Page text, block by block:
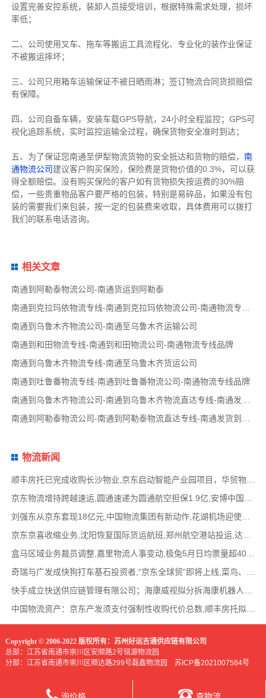
设置完善安控系统，装卸人员接受培训，根据特殊需求处理，损坏
率低；
二、公司使用叉车、拖车等搬运工具流程化、专业化的装作业保证
不被搬运摔坏；
三、公司只用箱车运输保证不被日晒雨淋；签订物流合同货损赔偿
有保障。
四、公司自备车辆，安装车载GPS导航，24小时全程监控；GPS可
视化追踪系统，实时监控运输全过程，确保货物安全准时到达；
五、为了保证您南通至伊犁物流货物的安全抵达和货物的赔偿， 南
通物流公司建议客户购买保险，保险费是货物价值的0.3%，可以获
得全额赔偿。没有购买保险的客户如有货物损失按运费的30%赔
偿，一些贵重物品客户要严格的包装，特别是易碎品，如果没有包
装的需要我们来包装，按一定的包装费来收取，具体费用可以拨打
我们的联系电话咨询。
相关文章
南通到阿勒泰物流公司-南通货运到阿勒泰
南通到克拉玛依物流专线-南通到克拉玛依物流公司-南通物流专线品牌
南通到乌鲁木齐物流公司-南通至乌鲁木齐运输公司
南通到和田物流专线-南通到和田物流公司-南通物流专线品牌
南通到乌鲁木齐物流专线-南通至乌鲁木齐货运公司
南通到吐鲁番物流专线-南通到吐鲁番物流公司-南通物流专线品牌
南通到乌鲁木齐物流公司-南通到乌鲁木齐物流直达专线-南通发货到乌鲁木齐
南通到阿勒泰物流公司-南通到阿勒泰物流直达专线-南通发货到阿勒泰
物流新闻
顺丰房托已完成收购长沙物业,京东启动智能产业园项目，华贸物流签署约2亿元专线产品运营合
京东物流增持跨越速运,圆通速递为圆通航空担保1.9亿,安博中国牵手启橙中国,中通云仓发布6
刘强东从京东套现18亿元,中国物流集团有新动作,花湖机场迎使用许可审查,丰巢自营洗衣在全国
京东京喜收缩业务,沈阳恢复国际货运航班,郑州航空港站投运,达达快送发布618战报,顺丰发布最
盒马区域业务裁员调整,嘉里物流人事变动,极兔5月日均票量超4000万,菜鸟开通中美特惠海运专线
奇瑞与广发成快狗打车基石投资者,“京东全球贸”即将上线,菜鸟、普洛斯公布减碳举措,中国
快手成立快送供应链管理有限公司；海康威视拟分拆海康机器人至创业板上市；传化智联6.93亿
中国物流资产：京东产发须支付强制性收购代价总数,顺丰房托拟收购长沙物业,京东、普洛斯等
Copyright © 2006-2022 版权所有：苏州好运吉通供应链有限公司
总部：江苏省南通市崇川区安顺路2号铭源物流园
分部：江苏省南通市崇川区顺达路299号磊鑫物流园 苏ICP备2021007584号